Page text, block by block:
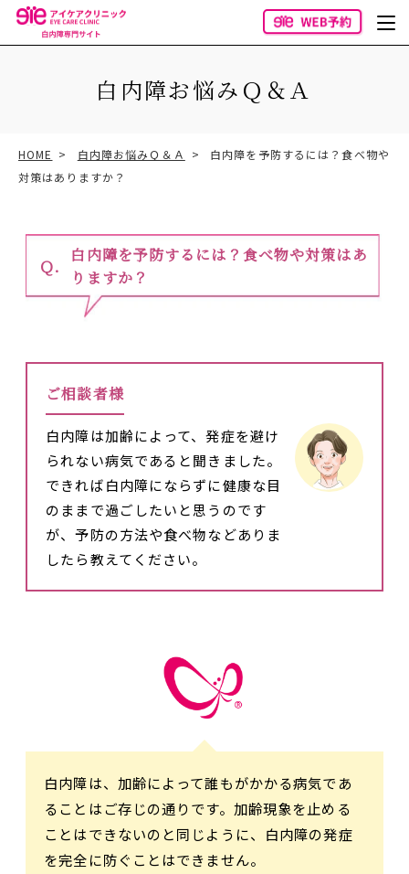
白内障お悩みＱ＆Ａ
HOME 白内障お悩みＱ＆Ａ
白内障を予防するには？食べ物や
対策はありますか？
白内障を予防するには？食べ物や対策はあ
りますか？
ご相談者様
白内障は加齢によって、発症を避け
られない病気であると聞きました。
できれば白内障にならずに健康な目
のままで過ごしたいと思うのです
が、予防の方法や食べ物などありま
したら教えてください。
白内障は、加齢によって誰もがかかる病気であ
ることはご存じの通りです。加齢現象を止める
ことはできないのと同じように、白内障の発症
を完全に防ぐことはできません。